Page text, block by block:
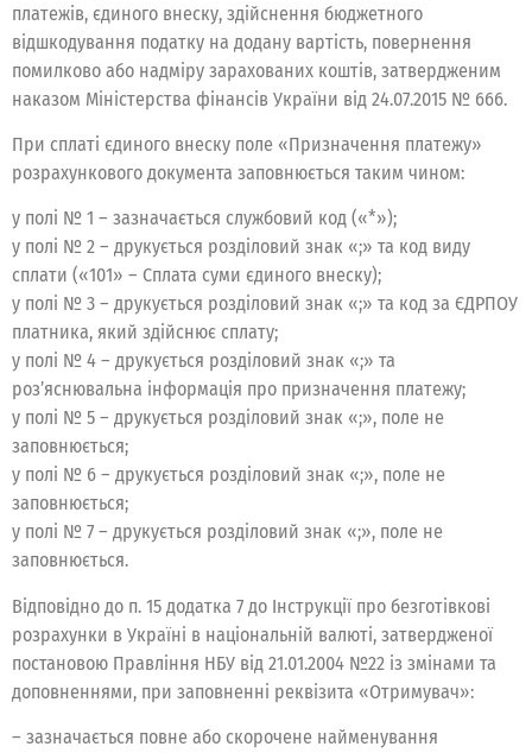
платежів, єдиного внеску, здійснення бюджетного
відшкодування податку на додану вартість, повернення
помилково або надміру зарахованих коштів, затвердженим
наказом Міністерства фінансів України від 24.07.2015 № 666.
При сплаті єдиного внеску поле «Призначення платежу»
розрахункового документа заповнюється таким чином:
у полі № 1 – зазначається службовий код («*»);
у полі № 2 – друкується розділовий знак «;» та код виду
сплати («101» – Сплата суми єдиного внеску);
у полі № 3 – друкується розділовий знак «;» та код за ЄДРПОУ
платника, який здійснює сплату;
у полі № 4 – друкується розділовий знак «;» та
роз’яснювальна інформація про призначення платежу;
у полі № 5 – друкується розділовий знак «;», поле не
заповнюється;
у полі № 6 – друкується розділовий знак «;», поле не
заповнюється;
у полі № 7 – друкується розділовий знак «;», поле не
заповнюється.
Відповідно до п. 15 додатка 7 до Інструкції про безготівкові
розрахунки в Україні в національній валюті, затвердженої
постановою Правління НБУ від 21.01.2004 №22 із змінами та
доповненнями, при заповненні реквізита «Отримувач»:
– зазначається повне або скорочене найменування